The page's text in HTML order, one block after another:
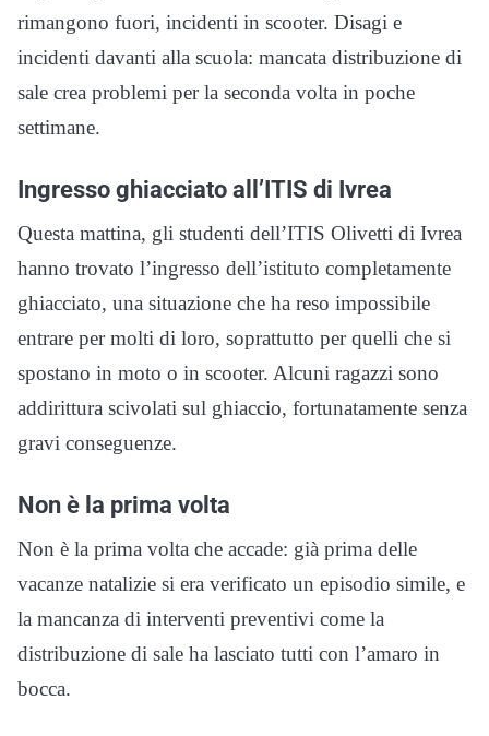
rimangono fuori, incidenti in scooter. Disagi e
incidenti davanti alla scuola: mancata distribuzione di
sale crea problemi per la seconda volta in poche
settimane.
Ingresso ghiacciato all’ITIS di Ivrea
Questa mattina, gli studenti dell’ITIS Olivetti di Ivrea
hanno trovato l’ingresso dell’istituto completamente
ghiacciato, una situazione che ha reso impossibile
entrare per molti di loro, soprattutto per quelli che si
spostano in moto o in scooter. Alcuni ragazzi sono
addirittura scivolati sul ghiaccio, fortunatamente senza
gravi conseguenze.
Non è la prima volta
Non è la prima volta che accade: già prima delle
vacanze natalizie si era verificato un episodio simile, e
la mancanza di interventi preventivi come la
distribuzione di sale ha lasciato tutti con l’amaro in
bocca.